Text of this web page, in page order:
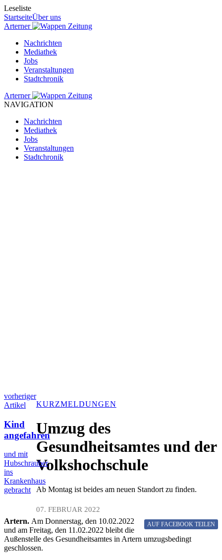
Leseliste
StartseiteÜber uns
Arterner
Zeitung
Nachrichten
Mediathek
Jobs
Veranstaltungen
Stadtchronik
Arterner
Zeitung
NAVIGATION
Nachrichten
Mediathek
Jobs
Veranstaltungen
Stadtchronik
vorheriger
Artikel
Kind
angefahren
und mit
Hubschrauber
ins
Krankenhaus
gebracht
KURZMELDUNGEN
Umzug des
Gesundheitsamtes und der
Volkshochschule
Ab Montag ist beides am neuen Standort zu finden.
07. FEBRUAR 2022
AUF FACEBOOK TEILEN
Artern. Am Donnerstag, den 10.02.2022
und am Freitag, den 11.02.2022 bleibt die
Außenstelle des Gesundheitsamtes in Artern umzugsbedingt
geschlossen.